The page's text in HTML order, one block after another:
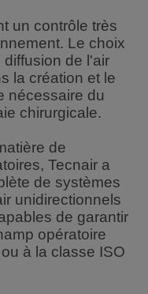
un contrôle très
Le choix
de l'air
la création et le
nécessaire du
chirurgicale.
de
Tecnair a
de systèmes
unidirectionnels
de garantir
opératoire
à la classe ISO